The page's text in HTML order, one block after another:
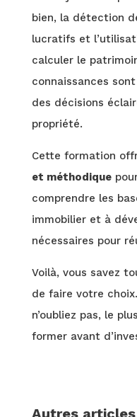
bien, la détection
lucratifs et
calculer le
connaissances
des décisions
propriété.
Cette formation
et méthodique
comprendre les
immobilier et à
nécessaires pour
Voilà, vous savez
de faire votre
n’oubliez pas, le
former avant
Autres